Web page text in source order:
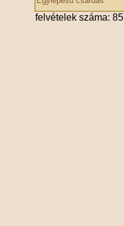
felvételek száma: 85